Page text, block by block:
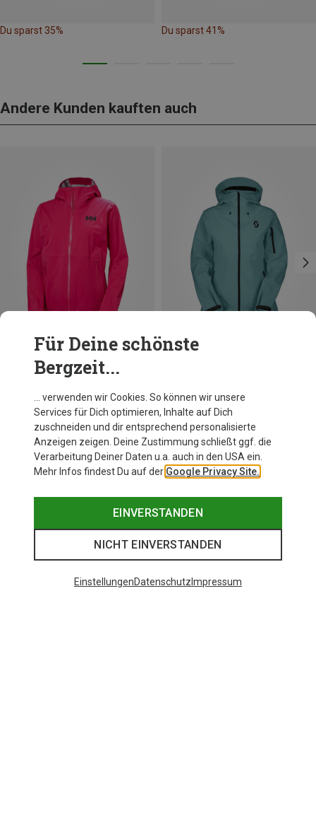
Du sparst 35% Du sparst 41%
Andere Kunden kauften auch
Du sparst 23%
Für Deine schönste
Bergzeit...
… verwenden wir Cookies. So können wir unsere
Services für Dich optimieren, Inhalte auf Dich
zuschneiden und dir entsprechend personalisierte
Anzeigen zeigen. Deine Zustimmung schließt ggf. die
Verarbeitung Deiner Daten u.a. auch in den USA ein.
Mehr Infos findest Du auf der Google Privacy Site.
EINVERSTANDEN
NICHT EINVERSTANDEN
EinstellungenDatenschutz Impressum